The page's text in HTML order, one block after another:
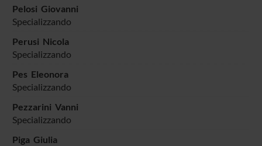
Pelosi Giovanni
Specializzando
Perusi Nicola
Specializzando
Pes Eleonora
Specializzando
Pezzarini Vanni
Specializzando
Piga Giulia